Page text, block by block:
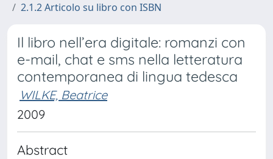
2.1.2 Articolo su libro con ISBN
Il libro nell’era digitale: romanzi con
e-mail, chat e sms nella letteratura
contemporanea di lingua tedesca
WILKE, Beatrice
2009
Abstract